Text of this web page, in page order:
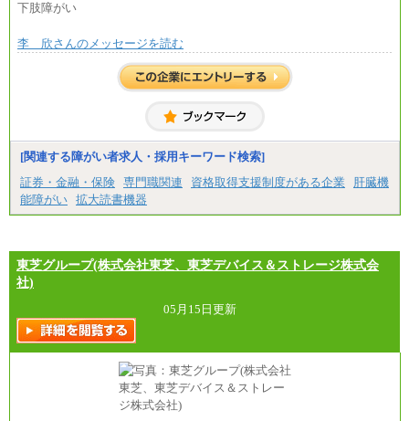
下肢障がい
李 欣さんのメッセージを読む
[関連する障がい者求人・採用キーワード検索]
証券・金融・保険 専門職関連 資格取得支援制度がある企業
肝臓機
能障がい 拡大読書機器
東芝グループ(株式会社東芝、東芝デバイス＆ストレージ株式会
社)
05月15日更新